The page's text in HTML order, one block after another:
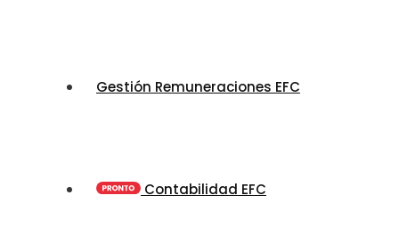
Gestión Remuneraciones EFC
Contabilidad EFC